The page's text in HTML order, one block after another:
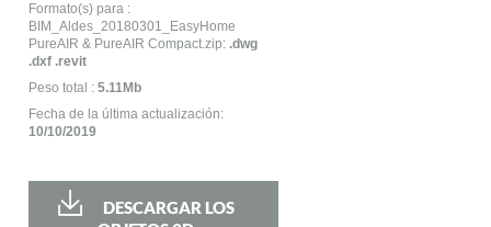
Formato(s) para :
BIM_Aldes_20180301_EasyHome
PureAIR & PureAIR Compact.zip: .dwg
.dxf .revit
Peso total : 5.11Mb
Fecha de la última actualización:
10/10/2019
DESCARGAR LOS